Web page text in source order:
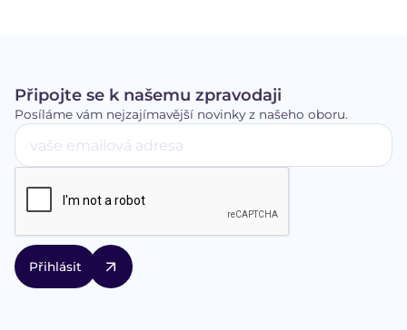
Připojte se k našemu zpravodaji
Posíláme vám nejzajímavější novinky z našeho oboru.